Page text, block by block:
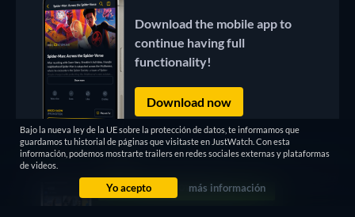
Bajo la nueva ley de la UE sobre la protección de datos, te informamos que
guardamos tu historial de páginas que visitaste en JustWatch. Con esta
información, podemos mostrarte trailers en redes sociales externas y plataformas
de videos.
Yo acepto más información
Download the mobile app to
continue having full
functionality!
Download now